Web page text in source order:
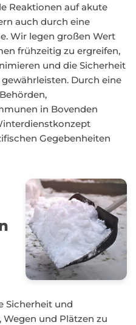
Reaktionen auf akute
auch durch eine
Wir legen großen Wert
frühzeitig zu ergreifen,
und die Sicherheit
Durch eine
in Bovenden
Gegebenheiten
Sicherheit und
und Plätzen zu